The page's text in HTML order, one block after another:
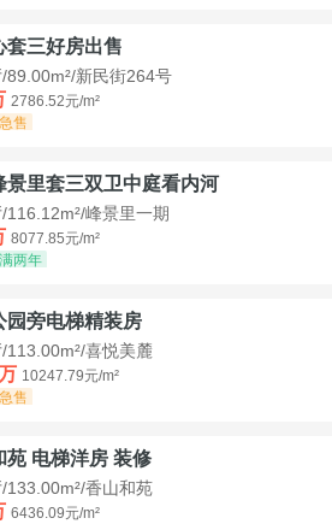
套三好房出售
89.00m²/新民街264号
2786.52元/m²
急售
景里套三双卫中庭看内河
116.12m²/峰景里一期
8077.85元/m²
满两年
园旁电梯精装房
113.00m²/喜悦美麓
10247.79元/m²
急售
苑 电梯洋房 装修
133.00m²/香山和苑
6436.09元/m²